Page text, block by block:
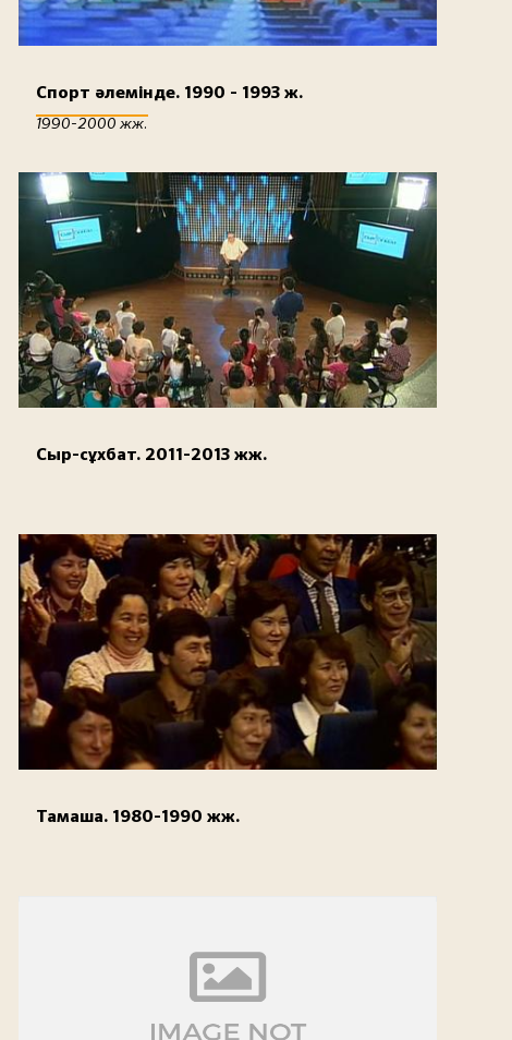
Спорт әлемінде. 1990 - 1993 ж.
1990-2000 жж.
Сыр-сұхбат. 2011-2013 жж.
Тамаша. 1980-1990 жж.